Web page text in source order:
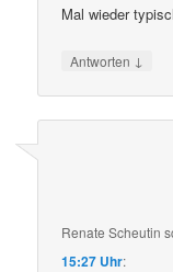
Mal wieder
Antworten ↓
Renate Scheutin
15:27 Uhr: